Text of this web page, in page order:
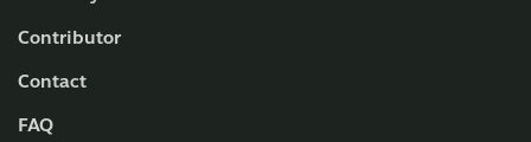
Contributor
Contact
FAQ